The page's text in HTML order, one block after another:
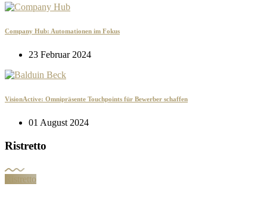
Company Hub: Automationen im Fokus
23 Februar 2024
VisionActive: Omnipräsente Touchpoints für Bewerber schaffen
01 August 2024
Ristretto
Ristretto